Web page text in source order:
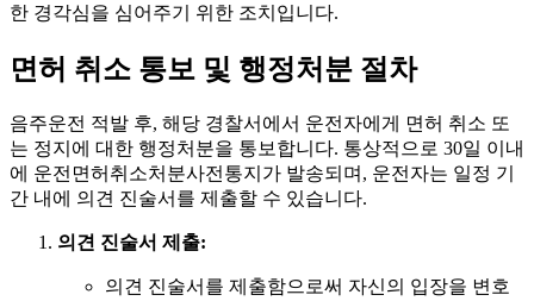
한 경각심을 심어주기 위한 조치입니다.
면허 취소 통보 및 행정처분 절차
음주운전 적발 후, 해당 경찰서에서 운전자에게 면허 취소 또
는 정지에 대한 행정처분을 통보합니다. 통상적으로 30일 이내
에 운전면허취소처분사전통지가 발송되며, 운전자는 일정 기
간 내에 의견 진술서를 제출할 수 있습니다.
의견 진술서 제출:
의견 진술서를 제출함으로써 자신의 입장을 변호